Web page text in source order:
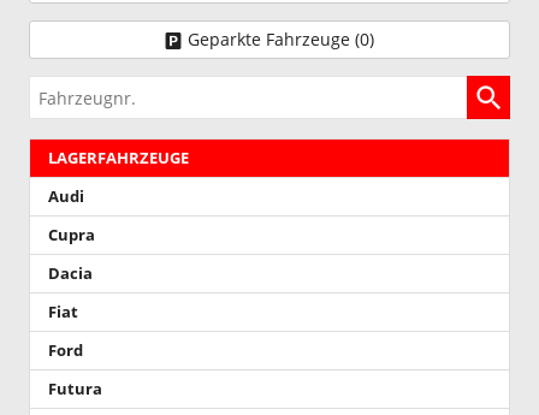
Geparkte Fahrzeuge (0)
Fahrzeugnr.
LAGERFAHRZEUGE
Audi
Cupra
Dacia
Fiat
Ford
Futura